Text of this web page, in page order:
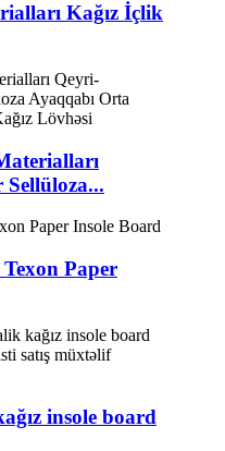
Kağız İçlik
Sellüloza...
Paper
insole board